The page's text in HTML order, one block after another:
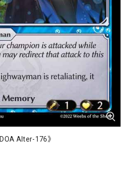
Alter-176》